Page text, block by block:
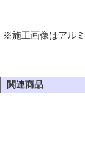
※施工画像はアル
関連商品